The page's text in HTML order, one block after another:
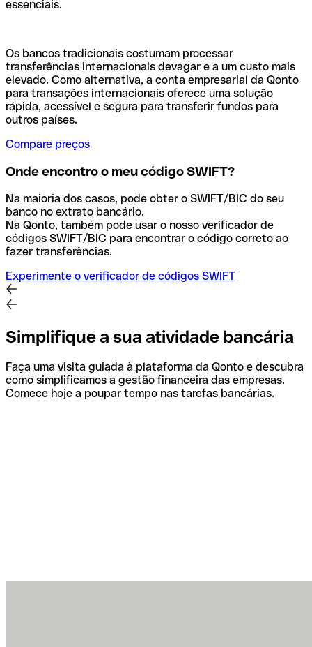
essenciais.
Os bancos tradicionais costumam processar
transferências internacionais devagar e a um custo mais
elevado. Como alternativa, a conta empresarial da Qonto
para transações internacionais oferece uma solução
rápida, acessível e segura para transferir fundos para
outros países.
Compare preços
Onde encontro o meu código SWIFT?
Na maioria dos casos, pode obter o SWIFT/BIC do seu
banco no extrato bancário.
Na Qonto, também pode usar o nosso verificador de
códigos SWIFT/BIC para encontrar o código correto ao
fazer transferências.
Experimente o verificador de códigos SWIFT
Simplifique a sua atividade bancária
Faça uma visita guiada à plataforma da Qonto e descubra
como simplificamos a gestão financeira das empresas.
Comece hoje a poupar tempo nas tarefas bancárias.